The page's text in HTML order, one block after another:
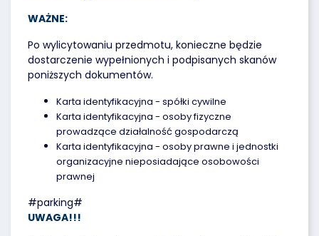
WAŻNE:
Po wylicytowaniu przedmotu, konieczne będzie
dostarczenie wypełnionych i podpisanych skanów
poniższych dokumentów.
Karta identyfikacyjna - spółki cywilne
Karta identyfikacyjna - osoby fizyczne
prowadzące działalność gospodarczą
Karta identyfikacyjna - osoby prawne i jednostki
organizacyjne nieposiadające osobowości
prawnej
#parking#
UWAGA!!!